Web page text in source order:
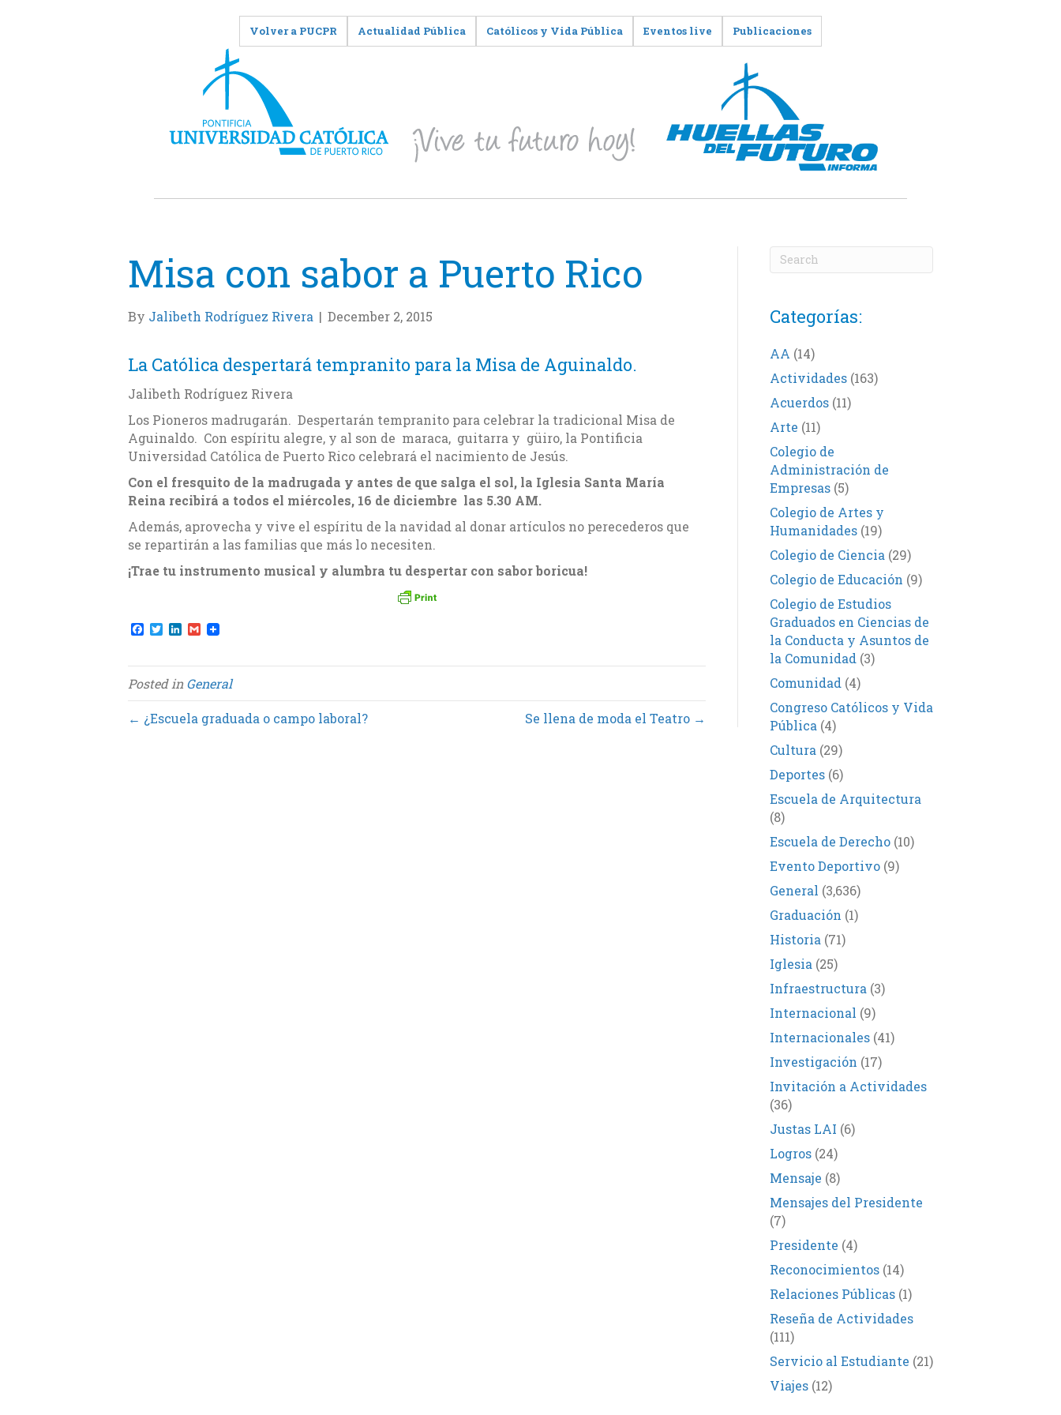
Volver a PUCPR Actualidad Pública Católicos y Vida Pública Eventos live Publicaciones
Misa con sabor a Puerto Rico
By Jalibeth Rodríguez Rivera | December 2, 2015
La Católica despertará tempranito para la Misa de Aguinaldo.
Jalibeth Rodríguez Rivera
Los Pioneros madrugarán. Despertarán tempranito para celebrar la tradicional Misa de
Aguinaldo. Con espíritu alegre, y al son de maraca, guitarra y güiro, la Pontificia
Universidad Católica de Puerto Rico celebrará el nacimiento de Jesús.
Con el fresquito de la madrugada y antes de que salga el sol, la Iglesia Santa María
Reina recibirá a todos el miércoles, 16 de diciembre las 5.30 AM.
Además, aprovecha y vive el espíritu de la navidad al donar artículos no perecederos que
se repartirán a las familias que más lo necesiten.
¡Trae tu instrumento musical y alumbra tu despertar con sabor boricua!
F
a
e
b
o
o
k
T
w
t
t
e
r
L
k
e
d
I
n
G
m
i
l
Posted inGeneral
← ¿Escuela graduada o campo laboral? Se llena de moda el Teatro →
Categorías:
AA (14)
Actividades(163)
Acuerdos(11)
Arte (11)
Colegio de
Administración de
Empresas(5)
Colegio de Artes y
Humanidades(19)
Colegio de Ciencia (29)
Colegio de Educación (9)
Colegio de Estudios
Graduados en Ciencias de
la Conducta y Asuntos de
la Comunidad (3)
Comunidad (4)
Congreso Católicos y Vida
Pública (4)
Cultura (29)
Deportes(6)
Escuela de Arquitectura
(8)
Escuela de Derecho(10)
Evento Deportivo(9)
General (3,636)
Graduación (1)
Historia (71)
Iglesia (25)
Infraestructura (3)
Internacional (9)
Internacionales(41)
Investigación (17)
Invitación a Actividades
(36)
Justas LAI (6)
Logros(24)
Mensaje (8)
Mensajes del Presidente
(7)
Presidente (4)
Reconocimientos(14)
Relaciones Públicas(1)
Reseña de Actividades
(111)
Servicio al Estudiante (21)
Viajes(12)